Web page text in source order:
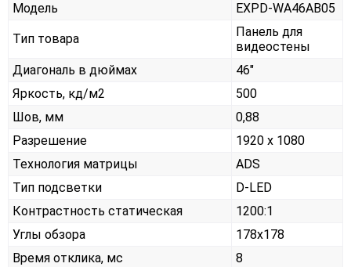
Модель
EXPD-WA46AB05
Тип товара
Панель для
видеостены
Диагональ в дюймах
46"
Яркость, кд/м2
500
Шов, мм
0,88
Разрешение
1920 x 1080
Технология матрицы
ADS
Тип подсветки
D-LED
Контрастность статическая
1200:1
Углы обзора
178x178
Время отклика, мс
8